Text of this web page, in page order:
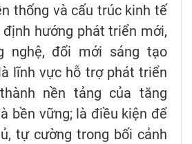
thống và cấu trúc kinh tế
hướng phát triển mới,
nghệ, đổi mới sáng tạo
lĩnh vực hỗ trợ phát triển
nền tảng của tăng
bền vững; là điều kiện để
tự cường trong bối cảnh